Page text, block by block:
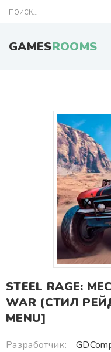
GAMESROOMS
STEEL RAGE:
WAR (СТИЛ
MENU]
Разработчик: